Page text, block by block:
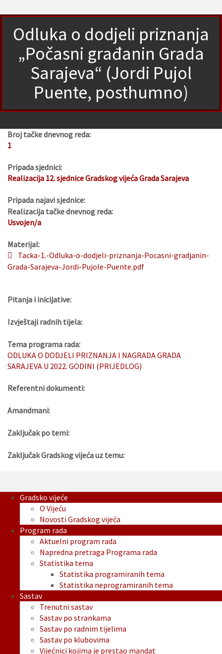
Odluka o dodjeli priznanja
„Počasni građanin Grada
Sarajeva“ (Jordi Pujol
Puente, posthumno)
Broj tačke dnevnog reda:
1
Pripada sjednici:
Realizacija 12. sjednice Gradskog vijeća Grada Sarajeva
Pripada najavi sjednice:
Realizacija tačke dnevnog reda:
Usvojen/a
Materijal:
Tacka-1.-Odluka-o-dodjeli-priznanja-Pocasni-gradjanin-
Grada-Sarajeva-Jordi-Pujole-Puente.pdf
Pitanja i inicijative:
Izvještaji radnih tijela:
Tema programa rada:
ODLUKA O DODJELI PRIZNANJA I NAGRADA GRADA
SARAJEVA U 2022. GODINI (PRIJEDLOG)
Referentni dokumenti:
Amandmani:
Zaključak po temi:
Zaključak Gradskog vijeća uz temu:
Gradsko vijeće
O Vijeću
Novosti Gradskog vijeća
Program rada
Aktuelni program rada
Napredna pretraga Programa rada
Statistika tema
Statistika programiranih tema
Statistika neprogramiranih tema
Sastav
Trenutni sastav
Sastav po strankama
Sastav po radnim tijelima
Sastav po klubovima
Vijećnici kojima je prestao mandat